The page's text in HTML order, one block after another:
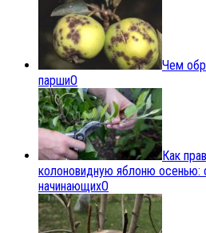
Чем
парши0
Как
колоновидную яблоню осенью:
начинающих0